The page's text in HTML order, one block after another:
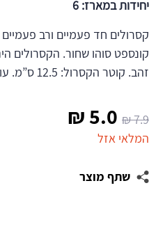
7.9
₪ המחיר
המקורי
היה:
5.0
₪
המלאי אזל
שתף מוצר
יחידות במארז: 6
קסרולים חד פעמיים ורב
קונספט סוהו שחור. הקסרולים
זהב. קוטר הקסרול: 12.5 ס”מ. עומק: 3 ס”מ 6 קסרולים במארז.